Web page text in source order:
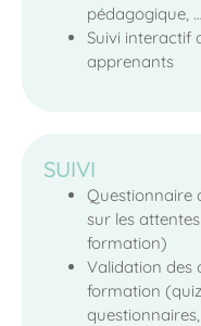
pédagogique,
Suivi interactif
apprenants
SUIVI
Questionnaire
sur les
formation)
Validation des
formation